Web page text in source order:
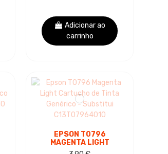
Adicionar ao
carrinho
EPSON T0796
MAGENTA LIGHT
CARTUCHO DE TINTA